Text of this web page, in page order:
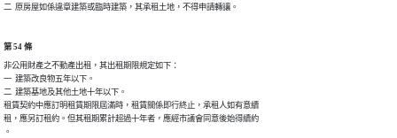
二  原房屋如係違章建築或臨時建築，其承租土地，不得申請轉讓。
第 54 條
非公用財產之不動產出租，其出租期限規定如下：
一  建築改良物五年以下。
二  建築基地及其他土地十年以下。
租賃契約中應訂明租賃期限屆滿時，租賃關係即行終止，承租人如有意續
租，應另訂租約。但其租期累計超過十年者，應經市議會同意後始得續約
。